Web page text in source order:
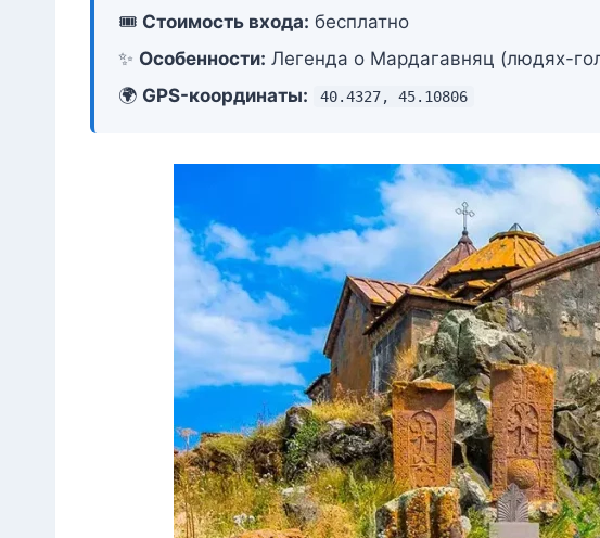
🎟️ Стоимость входа: бесплатно
✨ Особенности: Легенда о Мардагавняц (людях-
🌍 GPS-координаты: 40.4327, 45.10806